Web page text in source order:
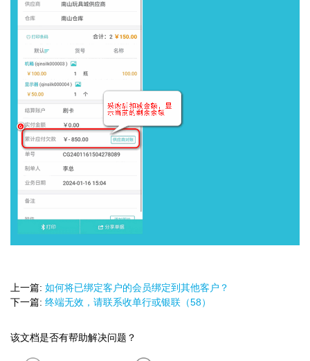
上一篇: 如何将已绑定客户的会员绑定到其他客户？
下一篇: 终端无效，请联系收单行或银联（58）
该文档是否有帮助解决问题？